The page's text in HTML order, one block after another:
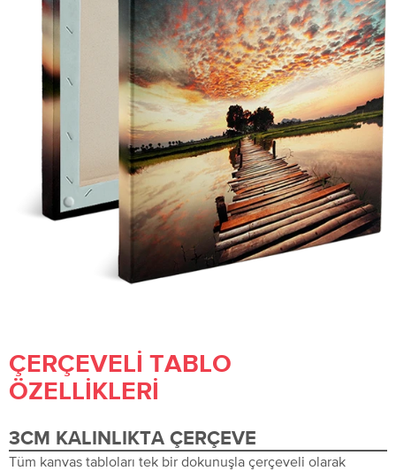
ÇERÇEVELI TABLO
ÖZELLIKLERI
3CM KALINLIKTA ÇERÇEVE
Tüm kanvas tabloları tek bir dokunuşla çerçeveli olarak